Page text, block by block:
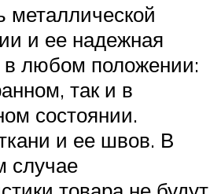
металлической
и ее надежная
любом положении:
так и в
состоянии.
и ее швов. В
случае